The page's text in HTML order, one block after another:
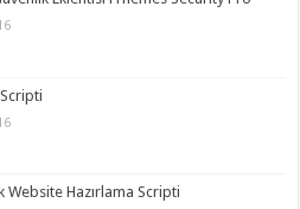
Website Hazırlama Scripti